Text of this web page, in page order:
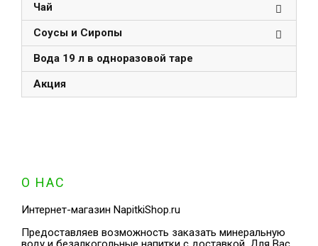
Чай
Соусы и Сиропы
Вода 19 л в одноразовой таре
Акция
О НАС
Интернет-магазин NapitkiShop.ru
Предоставляев возможность заказать минеральную